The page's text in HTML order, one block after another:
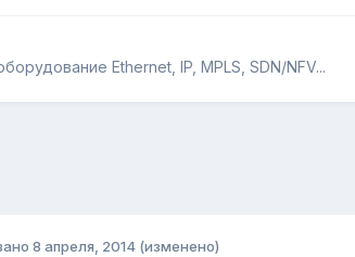
Ethernet, IP, MPLS, SDN/NFV...
8 апреля, 2014 (изменено)